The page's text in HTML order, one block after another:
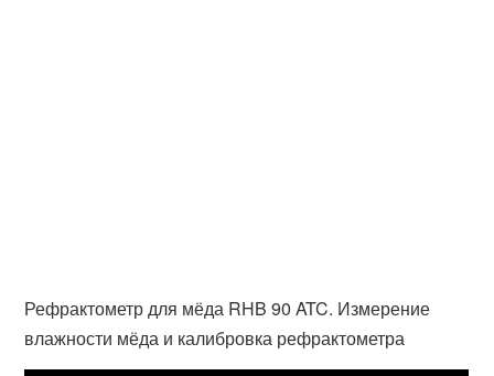
Рефрактометр для мёда RHB 90 ATC. Измерение
влажности мёда и калибровка рефрактометра